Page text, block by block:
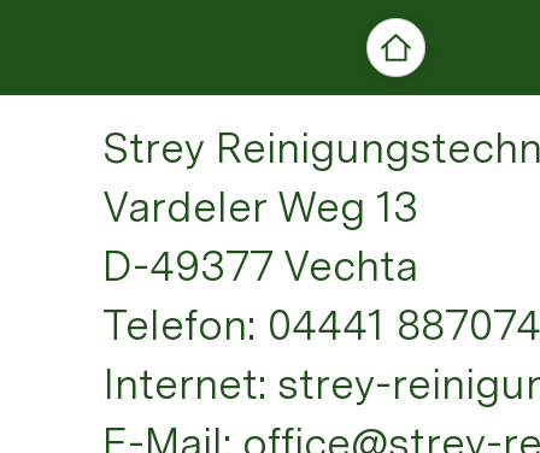
Strey
Vardeler Weg 13
D-49377 Vechta
Telefon: 04441
Internet: strey-